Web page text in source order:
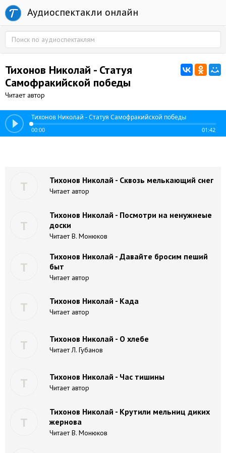
Аудиоспектакли онлайн
Тихонов Николай - Статуя
Самофракийской победы
Читает автор
Тихонов Николай - Статуя Самофракийской победы
00:00 01:42
Т Тихонов Николай - Сквозь мелькающий снег
Читает автор
Т
Тихонов Николай - Посмотри на ненужнеые
доски
Читает В. Монюков
Т
Тихонов Николай - Давайте бросим пеший
быт
Читает автор
Т Тихонов Николай - Када
Читает автор
Т Тихонов Николай - О хлебе
Читает Л. Губанов
Т Тихонов Николай - Час тишины
Читает автор
Т
Тихонов Николай - Крутили мельниц диких
жернова
Читает В. Монюков